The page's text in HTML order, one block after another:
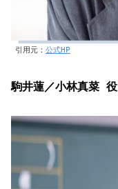
引用元： 公式HP
駒井蓮／小林真菜 役